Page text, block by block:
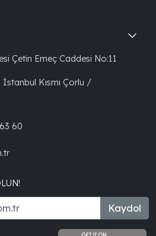
Çetin Emeç Caddesi No:11
Kısmı Çorlu /
60
Kaydol